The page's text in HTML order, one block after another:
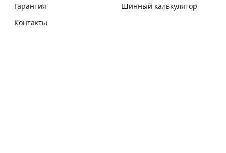
Гарантия
Шинный калькулятор
Контакты